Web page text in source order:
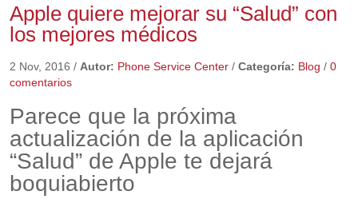
Apple quiere mejorar su “Salud” con
los mejores médicos
2 Nov, 2016 / Autor: Phone Service Center/ Categoría: Blog / 0
comentarios
Parece que la próxima
actualización de la aplicación
“Salud” de Apple te dejará
boquiabierto